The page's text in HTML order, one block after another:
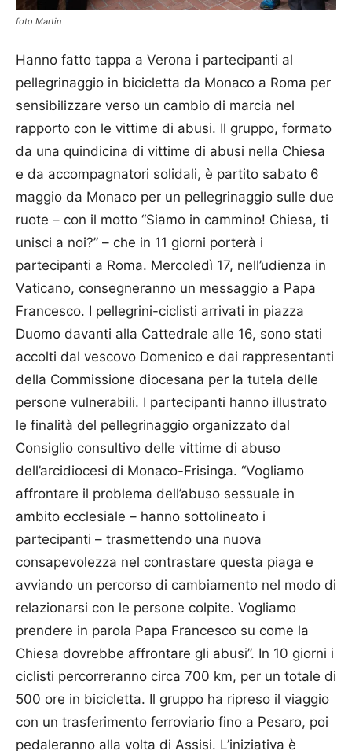
foto Martin
Hanno fatto tappa a Verona i partecipanti al
pellegrinaggio in bicicletta da Monaco a Roma per
sensibilizzare verso un cambio di marcia nel
rapporto con le vittime di abusi. Il gruppo, formato
da una quindicina di vittime di abusi nella Chiesa
e da accompagnatori solidali, è partito sabato 6
maggio da Monaco per un pellegrinaggio sulle due
ruote – con il motto “Siamo in cammino! Chiesa, ti
unisci a noi?” – che in 11 giorni porterà i
partecipanti a Roma. Mercoledì 17, nell’udienza in
Vaticano, consegneranno un messaggio a Papa
Francesco. I pellegrini-ciclisti arrivati in piazza
Duomo davanti alla Cattedrale alle 16, sono stati
accolti dal vescovo Domenico e dai rappresentanti
della Commissione diocesana per la tutela delle
persone vulnerabili. I partecipanti hanno illustrato
le finalità del pellegrinaggio organizzato dal
Consiglio consultivo delle vittime di abuso
dell’arcidiocesi di Monaco-Frisinga. “Vogliamo
affrontare il problema dell’abuso sessuale in
ambito ecclesiale – hanno sottolineato i
partecipanti – trasmettendo una nuova
consapevolezza nel contrastare questa piaga e
avviando un percorso di cambiamento nel modo di
relazionarsi con le persone colpite. Vogliamo
prendere in parola Papa Francesco su come la
Chiesa dovrebbe affrontare gli abusi”. In 10 giorni i
ciclisti percorreranno circa 700 km, per un totale di
500 ore in bicicletta. Il gruppo ha ripreso il viaggio
con un trasferimento ferroviario fino a Pesaro, poi
pedaleranno alla volta di Assisi. L’iniziativa è